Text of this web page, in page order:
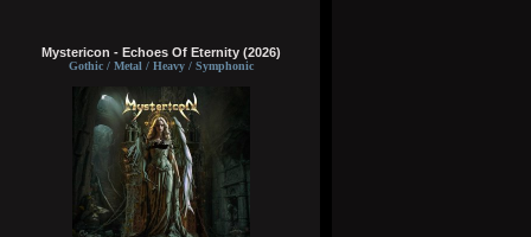
Mystericon - Echoes Of Eternity (2026)
Gothic / Metal / Heavy / Symphonic